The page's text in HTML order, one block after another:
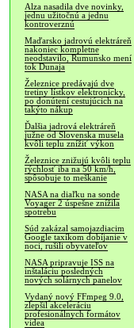
Alza nasadila dve novinky,
jednu užitočnú a jednu
kontroverznú
Maďarsko jadrovú elektráreň
nakoniec kompletne
neodstavilo, Rumunsko mení
tok Dunaja
Železnice predávajú dve
tretiny lístkov elektronicky,
po donútení cestujúcich na
takýto nákup
Ďalšia jadrová elektráreň
južne od Slovenska musela
kvôli teplu znížiť výkon
Železnice znižujú kvôli teplu
rýchlosť iba na 50 km/h,
spôsobuje to meškanie
NASA na diaľku na sonde
Voyager 2 úspešne znížila
spotrebu
Súd zakázal samojazdiacim
Google taxíkom dobíjanie v
noci, rušili obyvateľov
NASA pripravuje ISS na
inštaláciu posledných
nových solárnych panelov
Vydaný nový FFmpeg 9.0,
zlepšil akceleráciu
profesionálnych formátov
videa